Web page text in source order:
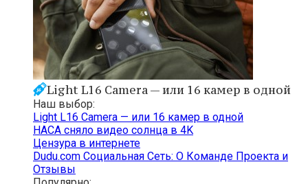
Light L16 Camera — или 16 камер в одной
Наш выбор:
Light L16 Camera — или 16 камер в одной
НАСА сняло видео солнца в 4K
Цензура в интернете
Dudu.com Cоциальная Cеть: О Команде Проекта и
Отзывы